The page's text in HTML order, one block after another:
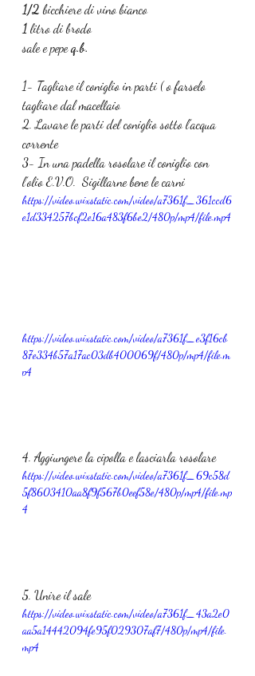
1/2 bicchiere di vino bianco
1 litro di brodo
sale e pepe q.b.
1- Tagliare il coniglio in parti ( o farselo
tagliare dal macellaio
2. Lavare le parti del coniglio sotto l’acqua
corrente
3- In una padella rosolare il coniglio con
l’olio E.V.O.  Sigillarne bene le carni
https://video.wixstatic.com/video/a7361f_361ccd6
e1d334257bcf2e16a483f6be2/480p/mp4/file.mp4
https://video.wixstatic.com/video/a7361f_e3f16cb
87e334b57a17ac03db400069f/480p/mp4/file.m
p4
4. Aggiungere la cipolla e lasciarla rosolare
https://video.wixstatic.com/video/a7361f_69c58d
5f8603410aa8f9f567b0eef58e/480p/mp4/file.mp
4
5. Unire il sale
https://video.wixstatic.com/video/a7361f_43a2e0
aa5a14442094fe95f029307af7/480p/mp4/file.
mp4